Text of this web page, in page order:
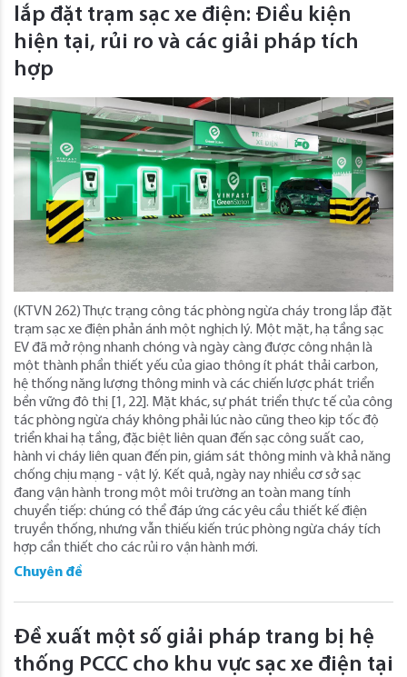
lắp đặt trạm sạc xe điện: Điều kiện
hiện tại, rủi ro và các giải pháp tích
hợp
(KTVN 262) Thực trạng công tác phòng ngừa cháy trong lắp đặt
trạm sạc xe điện phản ánh một nghịch lý. Một mặt, hạ tầng sạc
EV đã mở rộng nhanh chóng và ngày càng được công nhận là
một thành phần thiết yếu của giao thông ít phát thải carbon,
hệ thống năng lượng thông minh và các chiến lược phát triển
bền vững đô thị [1, 22]. Mặt khác, sự phát triển thực tế của công
tác phòng ngừa cháy không phải lúc nào cũng theo kịp tốc độ
triển khai hạ tầng, đặc biệt liên quan đến sạc công suất cao,
hành vi cháy liên quan đến pin, giám sát thông minh và khả năng
chống chịu mạng - vật lý. Kết quả, ngày nay nhiều cơ sở sạc
đang vận hành trong một môi trường an toàn mang tính
chuyển tiếp: chúng có thể đáp ứng các yêu cầu thiết kế điện
truyền thống, nhưng vẫn thiếu kiến trúc phòng ngừa cháy tích
hợp cần thiết cho các rủi ro vận hành mới.
Chuyên đề
Đề xuất một số giải pháp trang bị hệ
thống PCCC cho khu vực sạc xe điện tại